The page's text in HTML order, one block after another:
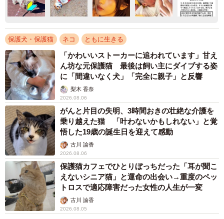
保護犬・保護猫 ネコ ともに生きる
「かわいいストーカーに追われています」甘え
ん坊な元保護猫 最後は飼い主にダイブする姿
に「間違いなく犬」「完全に親子」と反響
梨木 香奈
2026.08.06
がんと片目の失明、3時間おきの壮絶な介護を
乗り越えた猫 「叶わないかもしれない」と覚
悟した19歳の誕生日を迎えて感動
古川 諭香
2026.08.06
保護猫カフェでひとりぼっちだった「耳が聞こ
えないシニア猫」と運命の出会い→重度のペッ
トロスで適応障害だった女性の人生が一変
古川 諭香
2026.08.05